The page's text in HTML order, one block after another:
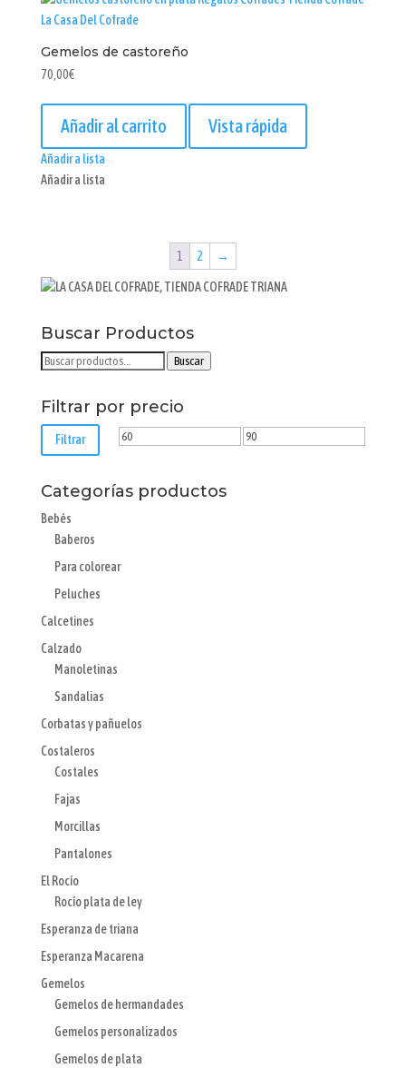
Gemelos de castoreño
70,00€
Añadir al carrito Vista rápida
Añadir a lista
Añadir a lista
1 2 →
Buscar Productos
Buscar
Buscar
Filtrar por precio
Precio Precio
Filtrar
Categorías productos
Bebés
Baberos
Para colorear
Peluches
Calcetines
Calzado
Manoletinas
Sandalias
Corbatas y pañuelos
Costaleros
Costales
Fajas
Morcillas
Pantalones
El Rocío
Rocío plata de ley
Esperanza de triana
Esperanza Macarena
Gemelos
Gemelos de hermandades
Gemelos personalizados
Gemelos de plata